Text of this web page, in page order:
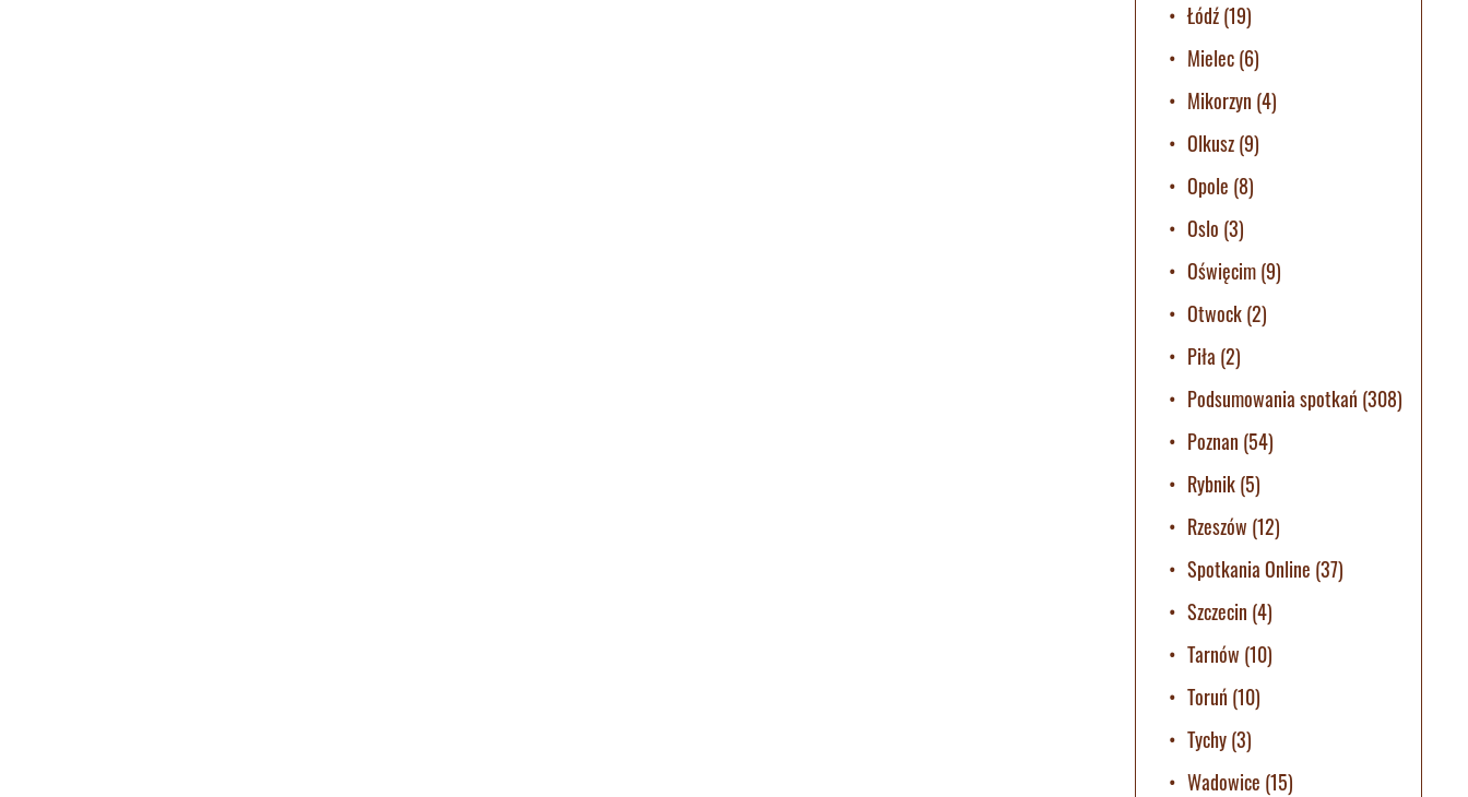
Łódź(19)
Mielec(6)
Mikorzyn (4)
Olkusz(9)
Opole (8)
Oslo (3)
Oświęcim(9)
Otwock(2)
Piła (2)
Podsumowania spotkań (308)
Poznan (54)
Rybnik(5)
Rzeszów (12)
Spotkania Online (37)
Szczecin (4)
Tarnów (10)
Toruń (10)
Tychy(3)
Wadowice (15)